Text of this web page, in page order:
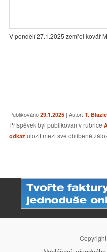
V pondělí 27.1.2025 zemřel kovář
Publikováno 29.1.2025 | Autor: T.
Příspěvek byl publikován v rubrice
odkaz uložit mezi své oblíbené